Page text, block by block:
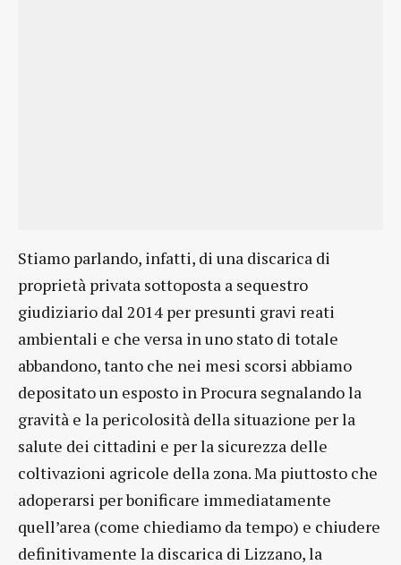
Stiamo parlando, infatti, di una discarica di
proprietà privata sottoposta a sequestro
giudiziario dal 2014 per presunti gravi reati
ambientali e che versa in uno stato di totale
abbandono, tanto che nei mesi scorsi abbiamo
depositato un esposto in Procura segnalando la
gravità e la pericolosità della situazione per la
salute dei cittadini e per la sicurezza delle
coltivazioni agricole della zona. Ma piuttosto che
adoperarsi per bonificare immediatamente
quell’area (come chiediamo da tempo) e chiudere
definitivamente la discarica di Lizzano, la